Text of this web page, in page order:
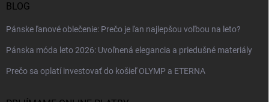
BLOG
Pánske ľanové oblečenie: Prečo je ľan najlepšou voľbou na leto?
Pánska móda leto 2026: Uvoľnená elegancia a priedušné materiály
Prečo sa oplatí investovať do košieľ OLYMP a ETERNA